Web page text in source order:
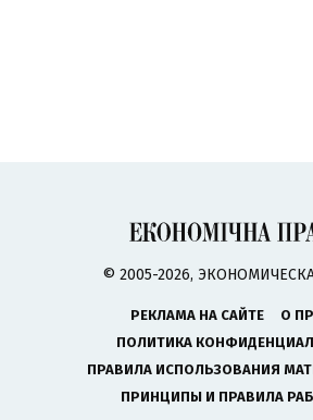
© 2005-2026,
РЕКЛАМА НА САЙТЕ
О
ПОЛИТИКА
ПРАВИЛА ИСПОЛЬЗОВАНИЯ
ПРИНЦИПЫ И ПРАВИЛА